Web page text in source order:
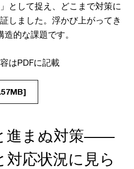
として捉え、どこまで対策に
しました。浮かび上がってき
的な課題です。
はPDFに記載
進まぬ対策――
対応状況に見ら